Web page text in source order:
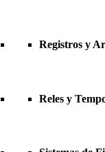
Registros y
Reles y